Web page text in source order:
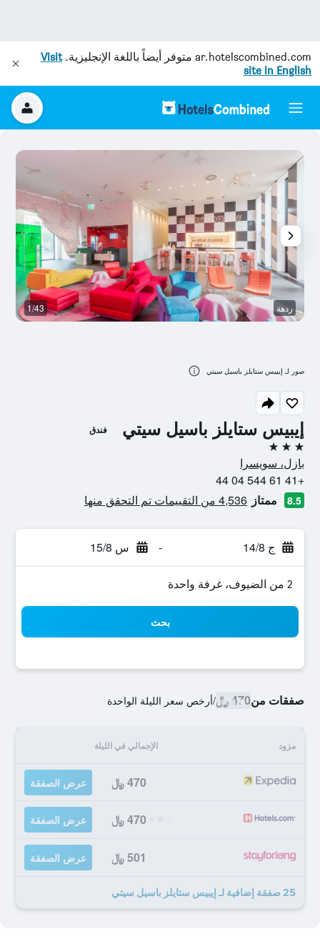
ar.hotelscombined.com متوفر أيضاً باللغة الإنجليزية.Visit
site in English
إيبيس ستايلز باسيل سيتي فندق
3 نجوم
بازل، سويسرا
+41 61 544 04 44
8.5 ممتاز 4,536 من التقييمات تم التحقق منها
ج 14/8 - س 15/8
2 من الضيوف، غرفة واحدة
بحث
صفقات من470 ﷼ /أرخص سعر الليلة الواحدة
مزود الإجمالي في الليلة
470 ﷼ عرض الصفقة
470 ﷼ عرض الصفقة
501 ﷼ عرض الصفقة
25 صفقة إضافية لـ إيبيس ستايلز باسيل سيتي
ردهة 1/43
صور لـ إيبيس ستايلز باسيل سيتي